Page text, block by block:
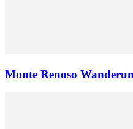
Monte Renoso